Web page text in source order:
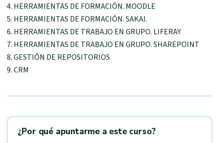
4. HERRAMIENTAS DE FORMACIÓN. MOODLE
5. HERRAMIENTAS DE FORMACIÓN. SAKAI.
6. HERRAMIENTAS DE TRABAJO EN GRUPO. LIFERAY
7. HERRAMIENTAS DE TRABAJO EN GRUPO. SHAREPOINT
8. GESTIÓN DE REPOSITORIOS
9. CRM
¿Por qué apuntarme a este curso?